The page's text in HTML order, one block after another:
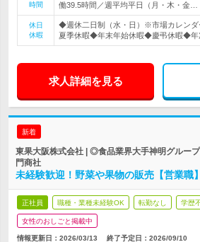
時間
働39.5時間／週平均平日（月・木・金…
休日
休暇
◆週休二日制（水・日）※市場カレン
夏季休暇◆年末年始休暇◆慶弔休暇◆年
求人詳細を見る
新着
東果大阪株式会社 | ◎食品業界大手神明グルー
門商社
未経験歓迎！野菜や果物の販売【営業職
正社員 職種・業種未経験OK 転勤なし 学歴
女性のおしごと掲載中
情報更新日：2026/03/13 終了予定日： 2026/09/10